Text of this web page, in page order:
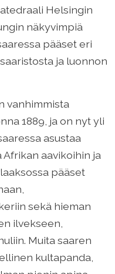
Helsingin
näkyvimpiä
pääset eri
ja luonnon
vanhimmista
1889, ja on nyt yli
asustaa
aavikoihin ja
pääset
sekä hieman
ilvekseen,
Muita saaren
kultapanda,